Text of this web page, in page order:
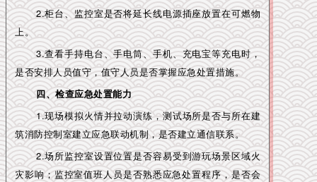
2.柜台、监控室是否将延长线电源插座放置在可燃物
上。
3.查看手持电台、手电筒、手机、充电宝等充电时，
是否安排人员值守，值守人员是否掌握应急处置措施。
四、检查应急处置能力
1.现场模拟火情并拉动演练，测试场所是否与所在建
筑消防控制室建立应急联动机制，是否建立通信联系。
2.场所监控室设置位置是否容易受到游玩场景区域火
灾影响；监控室值班人员是否熟悉应急处置程序，是否会